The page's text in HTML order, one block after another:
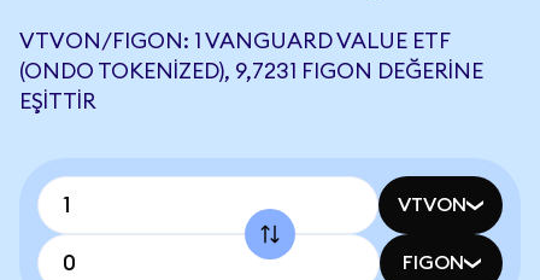
VTVON/FIGON: 1 VANGUARD VALUE ETF
(ONDO TOKENIZED), 9,7231 FIGON DEĞERINE
EŞITTIR
VTVON
FIGON